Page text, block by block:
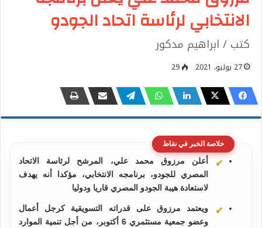
الانتخابي لرئاسة اتحاد الجودو
كتب / ابراهيم مدكور
27 يوليو، 2021 29
خلاصة الخبر في نقاط
أعلن مرزوق محمد علي، المرشح لرئاسة الاتحاد
المصري للجودو، برنامجه الانتخابي، مؤكدا أنه يهدف
لاستعادة هيبة الجودو المصري قاريا ودوليا
ويعتمد مرزوق على قدراته التسويقية كرجل أعمال
وعضو جمعية مستثمري 6 أكتوبر، من أجل تنمية الموارد